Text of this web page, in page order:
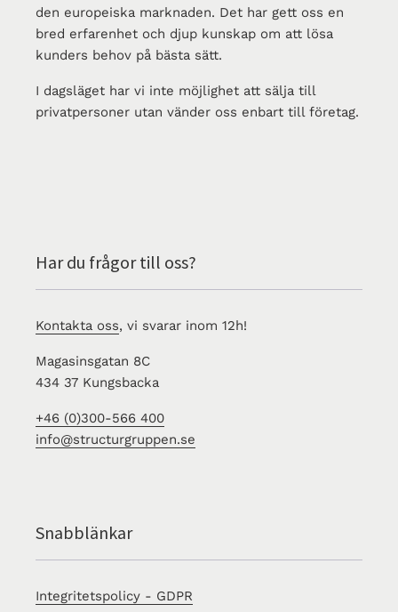
den europeiska marknaden. Det har gett oss en
bred erfarenhet och djup kunskap om att lösa
kunders behov på bästa sätt.
I dagsläget har vi inte möjlighet att sälja till
privatpersoner utan vänder oss enbart till företag.
Har du frågor till oss?
Kontakta oss, vi svarar inom 12h!
Magasinsgatan 8C
434 37 Kungsbacka
+46 (0)300-566 400
info@structurgruppen.se
Snabblänkar
Integritetspolicy - GDPR